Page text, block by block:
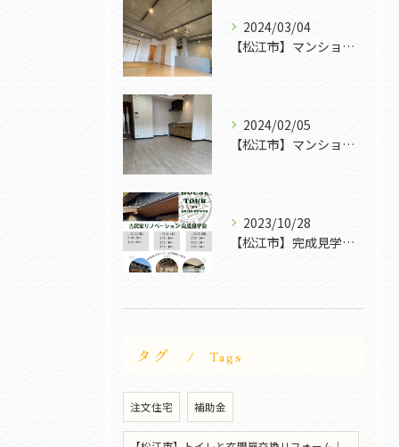
2024/03/04
【松江市】マンションリフォーム｜FROG POWER
2024/02/05
【松江市】マンションリフォームも色々｜FROG POWER
2023/10/28
【松江市】完成見学会｜FROG POWER
タグ Tags
注文住宅 補助金